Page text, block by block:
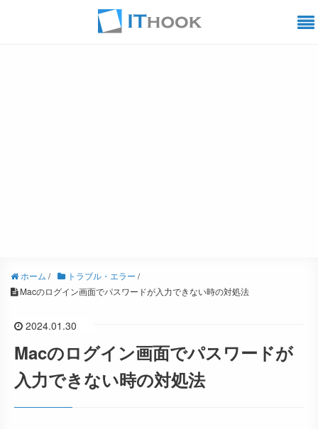
ホーム / トラブル・エラー /
Macのログイン画面でパスワードが入力できない時の対処法
2024.01.30
Macのログイン画面でパスワードが
入力できない時の対処法